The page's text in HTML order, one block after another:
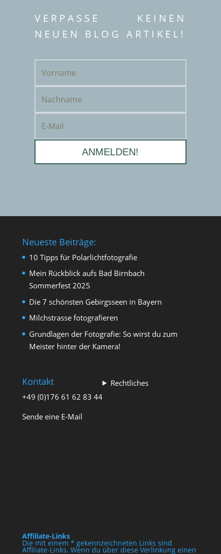
VERPASSE KEINEN
NEUEN BLOG ARTIKEL!
ANMELDEN!
Neueste Beiträge:
10 Tipps für Polarlichtfotografie
Mein Rückblick aufs Bad Birnbach
Sommerfest 2025
Die 7 schönsten Gebirgsseen in Bayern
Milchstrasse fotografieren
Grundlagen der Fotografie: So wirst du zum
Meister hinter der Kamera!
Kontakt
+49 (0)176 61 62 83 44
Sende eine E-Mail
Rechtliches
Affiliate-Links
Die mit einem * gekennzeichneten Links sind
Affiliate-Links. Wenn du über diese Verlinkung einen